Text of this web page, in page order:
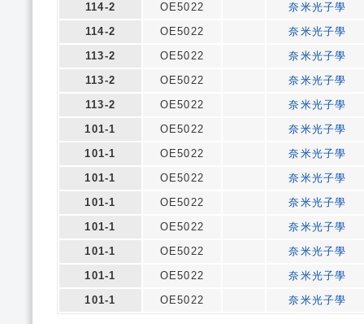
114-2
OE5022
奈米光子學
114-2
OE5022
奈米光子學
113-2
OE5022
奈米光子學
113-2
OE5022
奈米光子學
113-2
OE5022
奈米光子學
101-1
OE5022
奈米光子學
101-1
OE5022
奈米光子學
101-1
OE5022
奈米光子學
101-1
OE5022
奈米光子學
101-1
OE5022
奈米光子學
101-1
OE5022
奈米光子學
101-1
OE5022
奈米光子學
101-1
OE5022 奈米光子學